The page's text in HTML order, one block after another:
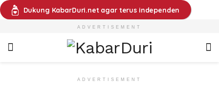
Dukung KabarDuri.net agar terus independen
ADVERTISEMENT
ADVERTISEMENT